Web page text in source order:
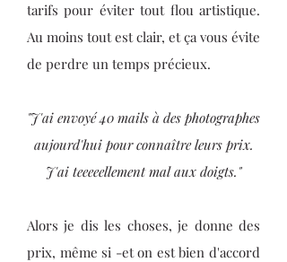
tarifs pour éviter tout flou artistique.
Au moins tout est clair, et ça vous évite
de perdre un temps précieux.
"J'ai envoyé 40 mails à des photographes
aujourd'hui pour connaître leurs prix.
J'ai teeeeellement mal aux doigts."
Alors je dis les choses, je donne des
prix, même si -et on est bien d'accord